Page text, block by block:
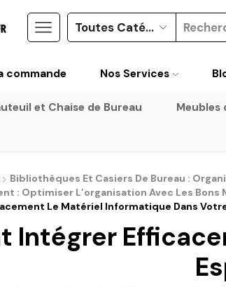
commande Nos Services
et Chaise de Bureau Meubles
Bibliothèques Et Casiers De Bureau :
: Optimiser L’organisation Avec Les Bons
Le Matériel Informatique Dans Votre
Intégrer